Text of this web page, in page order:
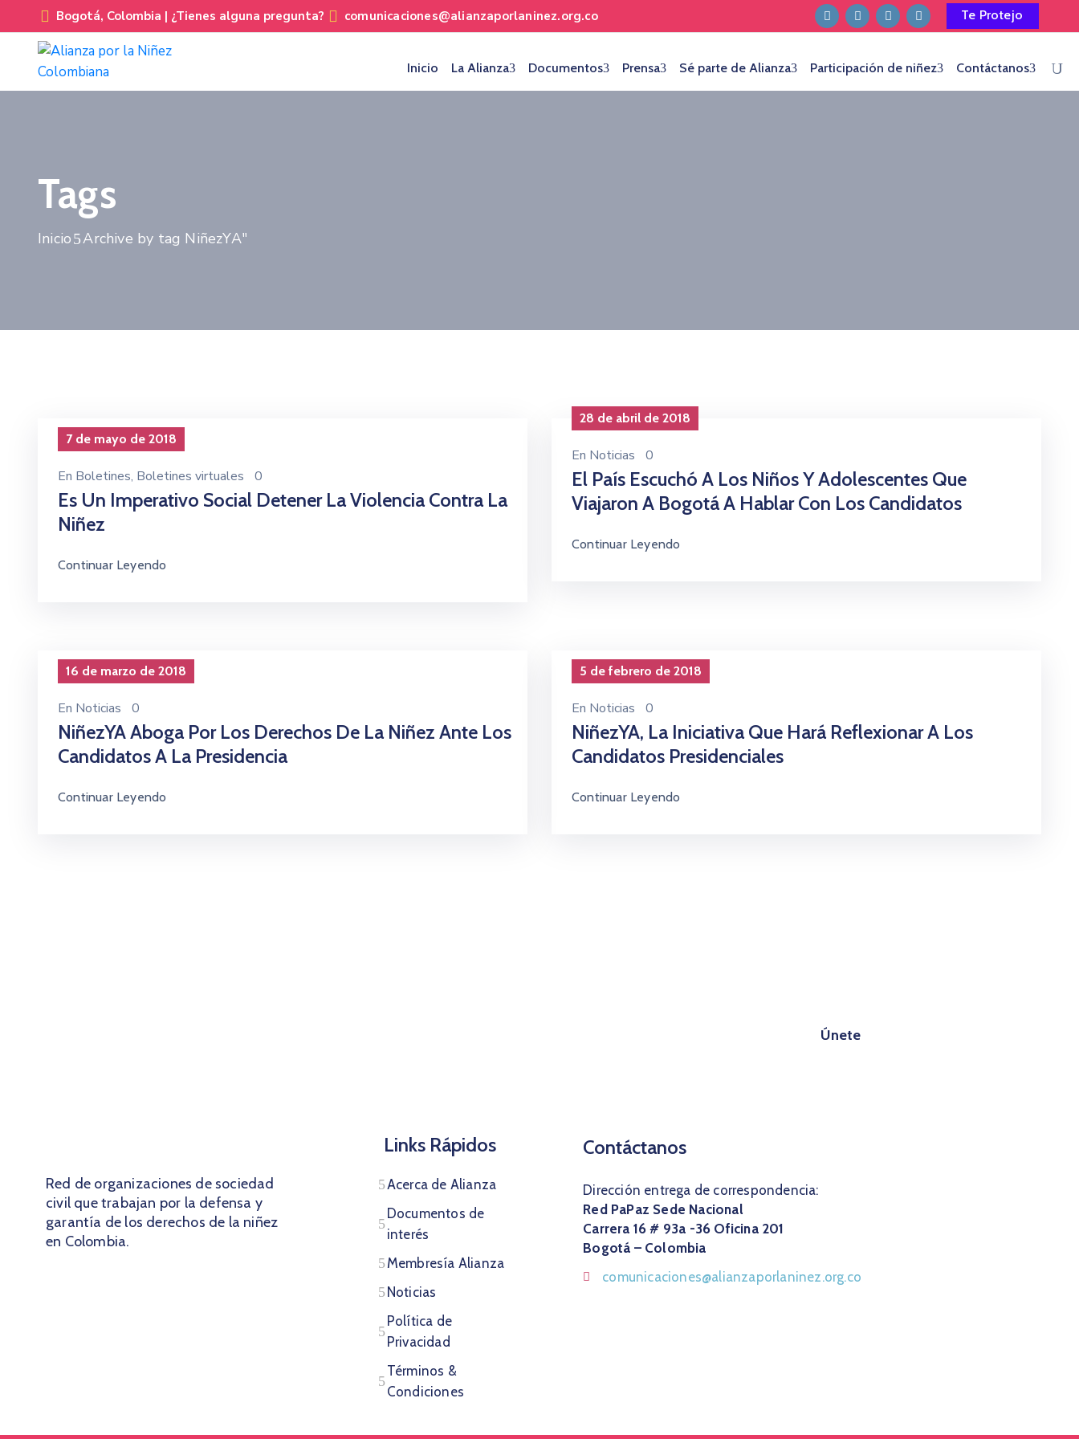
Bogotá, Colombia | ¿Tienes alguna pregunta? comunicaciones@alianzaporlaninez.org.co Te Protejo
Inicio La Alianza Documentos Prensa Sé parte de Alianza Participación de niñez Contáctanos
Tags
Inicio Archive by tag NiñezYA"
7 de mayo de 2018
En Boletines‚ Boletines virtuales 0
Es Un Imperativo Social Detener La Violencia Contra La
Niñez
Continuar Leyendo
28 de abril de 2018
En Noticias 0
El País Escuchó A Los Niños Y Adolescentes Que
Viajaron A Bogotá A Hablar Con Los Candidatos
Continuar Leyendo
16 de marzo de 2018
En Noticias 0
NiñezYA Aboga Por Los Derechos De La Niñez Ante Los
Candidatos A La Presidencia
Continuar Leyendo
5 de febrero de 2018
En Noticias 0
NiñezYA, La Iniciativa Que Hará Reflexionar A Los
Candidatos Presidenciales
Continuar Leyendo
Únete
Red de organizaciones de sociedad
civil que trabajan por la defensa y
garantía de los derechos de la niñez
en Colombia.
Links Rápidos
Acerca de Alianza
Documentos de
interés
Membresía Alianza
Noticias
Política de
Privacidad
Términos &
Condiciones
Contáctanos
Dirección entrega de correspondencia:
Red PaPaz Sede Nacional
Carrera 16 # 93a -36 Oficina 201
Bogotá – Colombia
comunicaciones@alianzaporlaninez.org.co